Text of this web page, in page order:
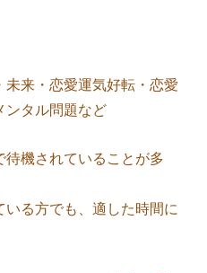
来・恋愛運気好転・恋愛
ンタル問題など
機されていることが多
る方でも、適した時間に